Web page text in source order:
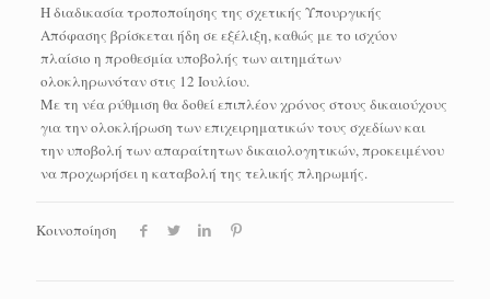
Η διαδικασία τροποποίησης της σχετικής Υπουργικής
Απόφασης βρίσκεται ήδη σε εξέλιξη, καθώς με το ισχύον
πλαίσιο η προθεσμία υποβολής των αιτημάτων
ολοκληρωνόταν στις 12 Ιουλίου.
Με τη νέα ρύθμιση θα δοθεί επιπλέον χρόνος στους δικαιούχους
για την ολοκλήρωση των επιχειρηματικών τους σχεδίων και
την υποβολή των απαραίτητων δικαιολογητικών, προκειμένου
να προχωρήσει η καταβολή της τελικής πληρωμής.
Κοινοποίηση